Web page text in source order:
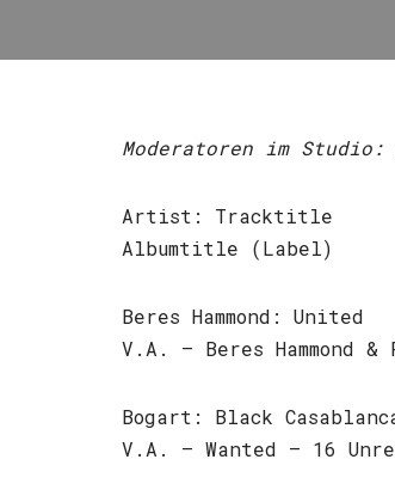
Moderatoren im
Artist: Tracktitle
Albumtitle (Label)
Beres Hammond: United
V.A. – Beres Hammond
Bogart: Black
V.A. – Wanted – 16